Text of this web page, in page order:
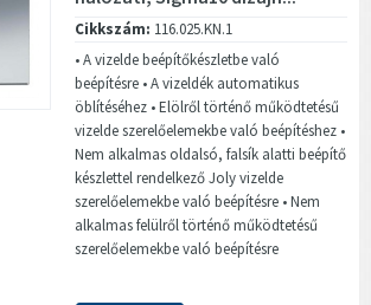
Cikkszám: 116.025.KN.1
• A vizelde beépítőkészletbe való
beépítésre • A vizeldék automatikus
öblítéséhez • Elölről történő működtetésű
vizelde szerelőelemekbe való beépítéshez •
Nem alkalmas oldalsó, falsík alatti beépítő
készlettel rendelkező Joly vizelde
szerelőelemekbe való beépítésre • Nem
alkalmas felülről történő működtetésű
szerelőelemekbe való beépítésre